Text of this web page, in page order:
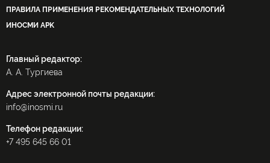
ПРАВИЛА ПРИМЕНЕНИЯ РЕКОМЕНДАТЕЛЬНЫХ ТЕХНОЛОГИЙ
ИНОСМИ APK
Главный редактор:
А. А. Тургиева
Адрес электронной почты редакции:
info@inosmi.ru
Телефон редакции:
+7 495 645 66 01